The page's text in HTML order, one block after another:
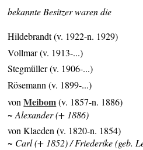
bekannte Besitzer waren die
Hildebrandt (v. 1922-n. 1929)
Vollmar (v. 1913-...)
Stegmüller (v. 1906-...)
Rösemann (v. 1899-...)
vonMeibom(v. 1857-n. 1886)
~ Alexander (+ 1886)
von Klaeden (v. 1820-n. 1854)
~ Carl (+ 1852) / Friederike (geb.